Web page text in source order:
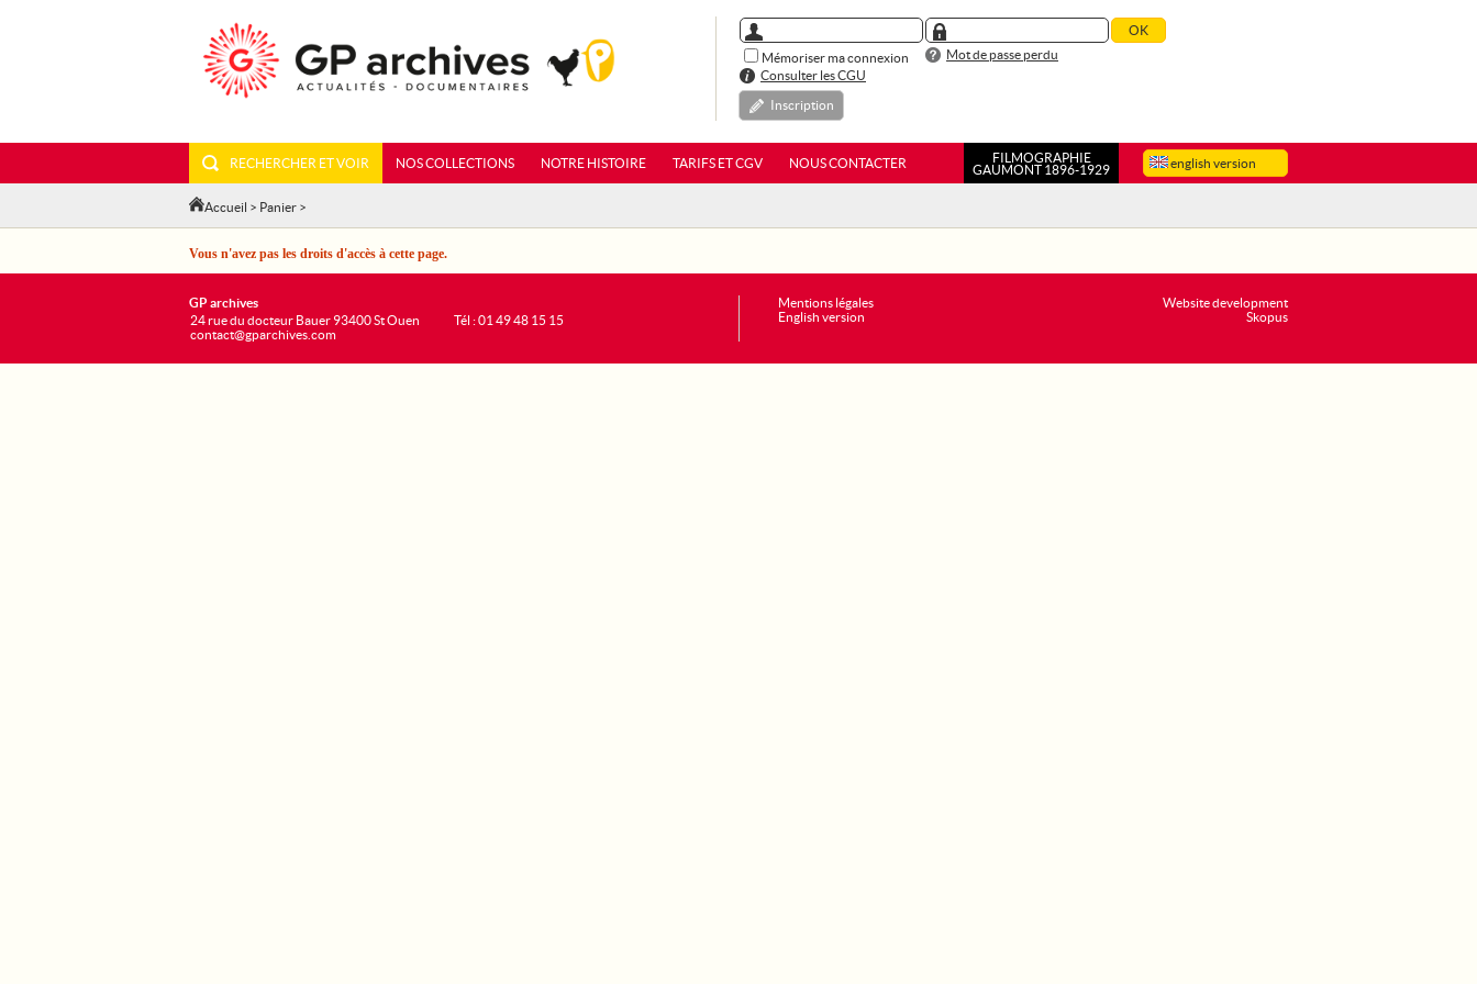
Mémoriser ma connexion
Mot de passe perdu
Consulter les CGU
Inscription
english version
RECHERCHER ET VOIR NOS COLLECTIONS NOTRE HISTOIRE TARIFS ET CGV NOUS CONTACTER
FILMOGRAPHIE
GAUMONT 1896-1929
Accueil > Panier >
Vous n'avez pas les droits d'accès à cette page.
Website development
Skopus
GP archives
24 rue du docteur Bauer 93400 St Ouen
contact@gparchives.com
Tél : 01 49 48 15 15
Mentions légales
English version